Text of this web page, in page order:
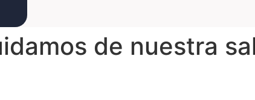
de nuestra